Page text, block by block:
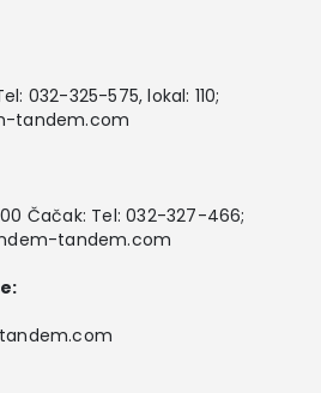
032-325-575, lokal: 110;
tandem.com
Čačak: Tel: 032-327-466;
tandem.com